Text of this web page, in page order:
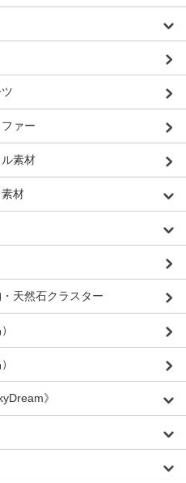
ァー
素材
材
天然石クラスター
》